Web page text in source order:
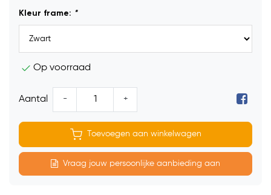
Kleur frame: *
Op voorraad
Aantal - +
Toevoegen aan winkelwagen
Vraag jouw persoonlijke aanbieding aan